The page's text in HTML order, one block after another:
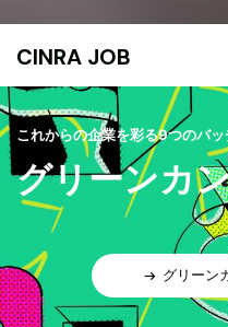
CINRA JOB
これからの企業を彩る9つのバ
グリーンカ
グリーン